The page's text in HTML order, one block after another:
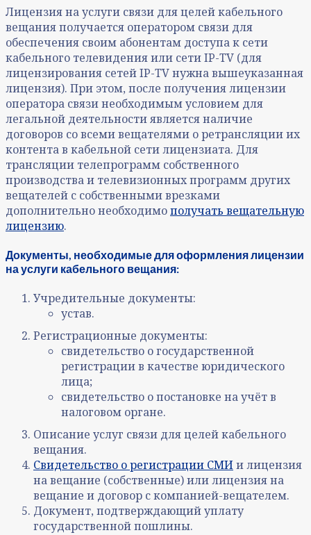
Лицензия на услуги связи для целей кабельного
вещания получается оператором связи для
обеспечения своим абонентам доступа к сети
кабельного телевидения или сети IP-TV (для
лицензирования сетей IP-TV нужна вышеуказанная
лицензия). При этом, после получения лицензии
оператора связи необходимым условием для
легальной деятельности является наличие
договоров со всеми вещателями о ретрансляции их
контента в кабельной сети лицензиата. Для
трансляции телепрограмм собственного
производства и телевизионных программ других
вещателей с собственными врезками
дополнительно необходимополучать вещательную
лицензию.
Документы, необходимые для оформления лицензии
на услуги кабельного вещания:
Учредительные документы:
устав.
Регистрационные документы:
свидетельство о государственной
регистрации в качестве юридического
лица;
свидетельство о постановке на учёт в
налоговом органе.
Описание услуг связи для целей кабельного
вещания.
Свидетельство о регистрации СМИи лицензия
на вещание (собственные) или лицензия на
вещание и договор с компанией-вещателем.
Документ, подтверждающий уплату
государственной пошлины.